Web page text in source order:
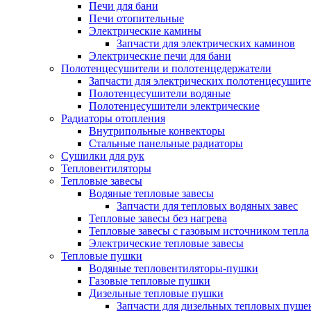
Печи для бани
Печи отопительные
Электрические камины
Запчасти для электрических каминов
Электрические печи для бани
Полотенцесушители и полотенцедержатели
Запчасти для электрических
Полотенцесушители водяные
Полотенцесушители электрические
Радиаторы отопления
Внутрипольные конвекторы
Стальные панельные радиаторы
Сушилки для рук
Тепловентиляторы
Тепловые завесы
Водяные тепловые завесы
Запчасти для тепловых водяных завес
Тепловые завесы без нагрева
Тепловые завесы с газовым источником тепла
Электрические тепловые завесы
Тепловые пушки
Водяные тепловентиляторы-пушки
Газовые тепловые пушки
Дизельные тепловые пушки
Запчасти для дизельных тепловых